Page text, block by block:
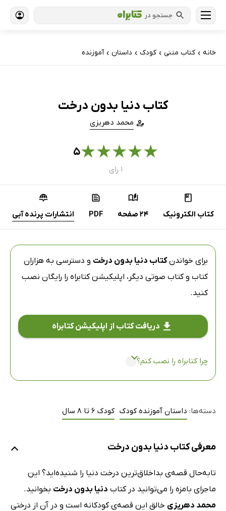
جستجو در
خانه › کتاب‌ متنی › کودک › داستان › آموزنده
کتاب دنیا بدون درخت
محمد دهریزی
★
★
★
★
★۵
۱ رای
کتاب الکترونیک 24 صفحه PDF انتشارات پرنده آبی
برای خواندنکتاب دنیا بدون درخت و دسترسی به هزاران
کتاب و کتاب صوتی دیگر، اپلیکیشن کتابراه را رایگان نصب
کنید.
دریافت کتاب از اپلیکیشن کتابراه
چرا کتابراه را نصب کنم؟
دسته‌ها: داستان آموزنده کودک کودک 6 تا 8 سال
معرفی کتاب دنیا بدون درخت
تابه‌حال قصه‌ی بداخلاق‌ترین درخت دنیا را شنیده‌اید؟ این
ماجرای بامزه را می‌توانید در کتاب دنیا بدون درخت بخوانید.
محمد دهریزی خالق این قصه‌ی کودکانه است و در آن از درختی